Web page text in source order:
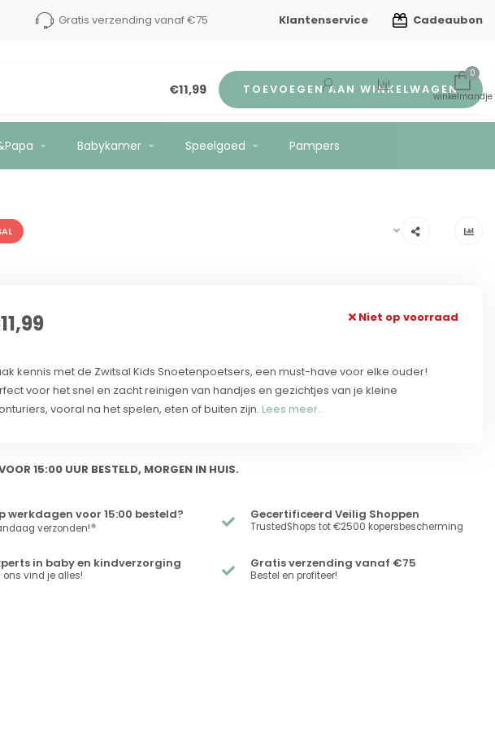
Gratis verzending vanaf €75 Klantenservice Cadeaubon
0
Babykamer Speelgoed Pampers
€11,99 TOEVOEGEN AAN WINKELWAGEN
Niet op voorraad
kennis met de Zwitsal Kids Snoetenpoetsers, een must-have voor elke ouder!
voor het snel en zacht reinigen van handjes en gezichtjes van je kleine
vooral na het spelen, eten of buiten zijn. Lees meer..
15:00 UUR BESTELD, MORGEN IN HUIS.
werkdagen voor 15:00 besteld?
verzonden!*
Gecertificeerd Veilig Shoppen
TrustedShops tot €2500 kopersbescherming
in baby en kindverzorging
ons vind je alles!
Gratis verzending vanaf €75
Bestel en profiteer!